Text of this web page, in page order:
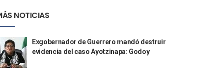
NOTICIAS
Exgobernador de Guerrero mandó destruir
evidencia del caso Ayotzinapa: Godoy